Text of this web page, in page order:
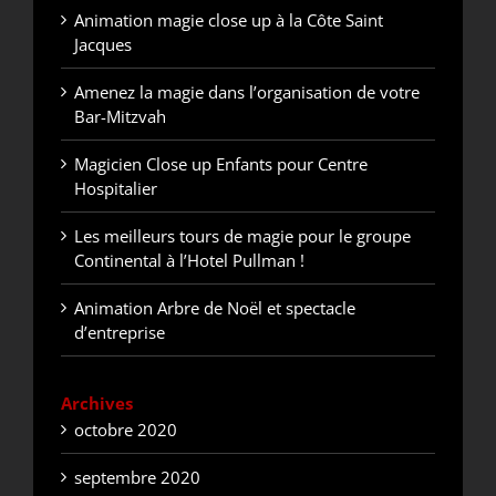
Animation magie close up à la Côte Saint
Jacques
Amenez la magie dans l’organisation de votre
Bar-Mitzvah
Magicien Close up Enfants pour Centre
Hospitalier
Les meilleurs tours de magie pour le groupe
Continental à l’Hotel Pullman !
Animation Arbre de Noël et spectacle
d’entreprise
Archives
octobre 2020
septembre 2020